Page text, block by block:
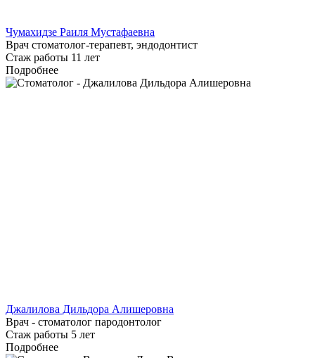
Чумахидзе Раиля Мустафаевна
Врач стоматолог-терапевт, эндодонтист
Стаж работы 11 лет
Подробнее
Джалилова Дильдора Алишеровна
Врач - стоматолог пародонтолог
Стаж работы 5 лет
Подробнее